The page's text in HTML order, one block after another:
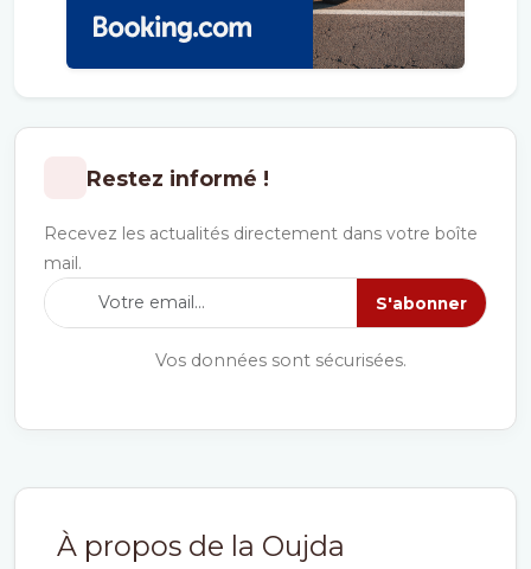
À propos de la Oujda
Restez informé !
Recevez les actualités directement dans votre boîte
mail.
S'abonner
Vos données sont sécurisées.